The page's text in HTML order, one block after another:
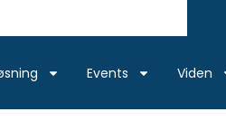
Events Viden